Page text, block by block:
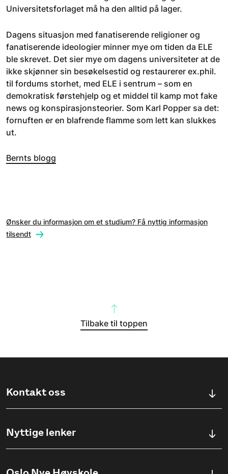
Universitetsforlaget må ha den alltid på lager.
Dagens situasjon med fanatiserende religioner og
fanatiserende ideologier minner mye om tiden da ELE
ble skrevet. Det sier mye om dagens universiteter at de
ikke skjønner sin besøkelsestid og restaurerer ex.phil.
til fordums storhet, med ELE i sentrum – som en
demokratisk førstehjelp og et middel til kamp mot fake
news og konspirasjonsteorier. Som Karl Popper sa det:
fornuften er en blafrende flamme som lett kan slukkes
ut.
Bernts blogg
Ønsker du informasjon om et studium? Få nyttig informasjon
tilsendt
Tilbake til toppen
Kontakt oss
Ullevålsveien 76, 0454 OSLO
Nyttige lenker